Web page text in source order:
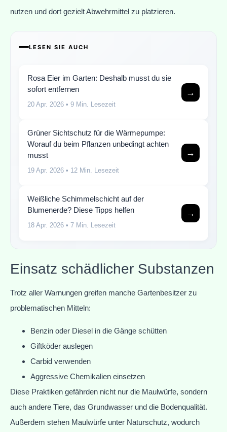
nutzen und dort gezielt Abwehrmittel zu platzieren.
LESEN SIE AUCH
Rosa Eier im Garten: Deshalb musst du sie
sofort entfernen
20 Apr. 2026 • 9 Min. Lesezeit
→
Grüner Sichtschutz für die Wärmepumpe:
Worauf du beim Pflanzen unbedingt achten
musst
19 Apr. 2026 • 12 Min. Lesezeit
→
Weißliche Schimmelschicht auf der
Blumenerde? Diese Tipps helfen
18 Apr. 2026 • 7 Min. Lesezeit
→
Einsatz schädlicher Substanzen
Trotz aller Warnungen greifen manche Gartenbesitzer zu
problematischen Mitteln:
Benzin oder Diesel in die Gänge schütten
Giftköder auslegen
Carbid verwenden
Aggressive Chemikalien einsetzen
Diese Praktiken gefährden nicht nur die Maulwürfe, sondern
auch andere Tiere, das Grundwasser und die Bodenqualität.
Außerdem stehen Maulwürfe unter Naturschutz, wodurch